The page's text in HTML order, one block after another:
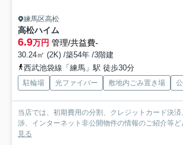
練馬区高松
高松ハイム
6.9万円 管理/共益費-
30.24㎡ (2K) /築54年 /3階建
西武池袋線「練馬」駅 徒歩30分
駐輪場 光ファイバー 敷地内ごみ置き場
当店では、初期費用の分割、クレジットカード決
渉、インターネット非公開物件の情報のご紹介等ど
見る